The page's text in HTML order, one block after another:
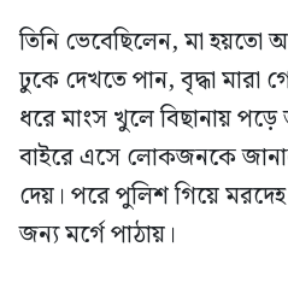
তিনি ভেবেছিলেন, মা হয়তো
ঢুকে দেখতে পান, বৃদ্ধা মারা
ধরে মাংস খুলে বিছানায় পড়ে
বাইরে এসে লোকজনকে
দেয়। পরে পুলিশ গিয়ে
জন্য মর্গে পাঠায়।